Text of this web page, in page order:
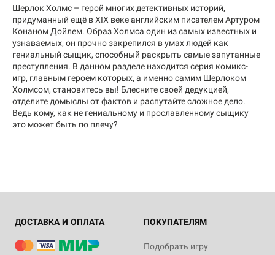
Шерлок Холмс – герой многих детективных историй,
придуманный ещё в XIX веке английским писателем Артуром
Конаном Дойлем. Образ Холмса один из самых известных и
узнаваемых, он прочно закрепился в умах людей как
гениальный сыщик, способный раскрыть самые запутанные
преступления. В данном разделе находится серия комикс-
игр, главным героем которых, а именно самим Шерлоком
Холмсом, становитесь вы! Блесните своей дедукцией,
отделите домыслы от фактов и распутайте сложное дело.
Ведь кому, как не гениальному и прославленному сыщику
это может быть по плечу?
ДОСТАВКА И ОПЛАТА ПОКУПАТЕЛЯМ
Подобрать игру